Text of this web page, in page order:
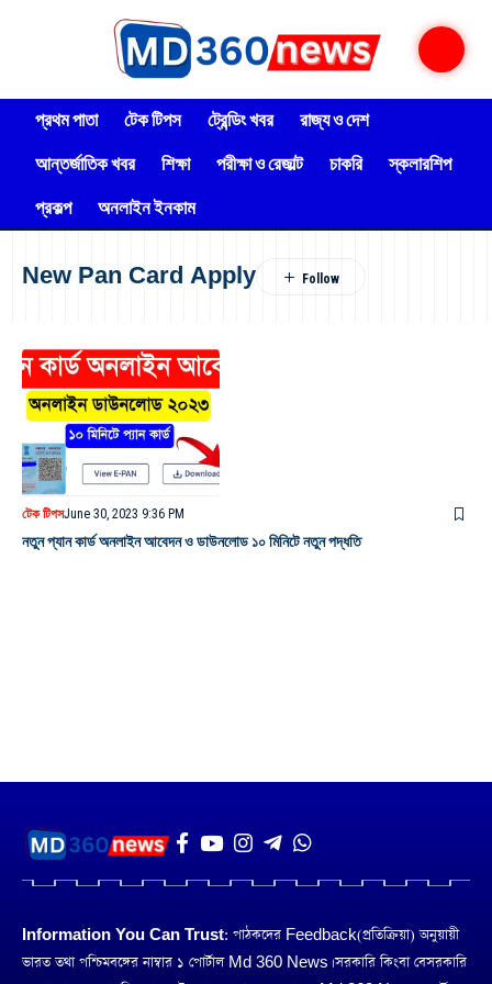
প্রথম পাতা টেক টিপস ট্রেন্ডিং খবর
রাজ্য ও দেশ
আন্তর্জাতিক খবর
শিক্ষা পরীক্ষা ও রেজাল্ট চাকরি
স্কলারশিপ
প্রকল্প
অনলাইন ইনকাম
New Pan Card Apply
টেক টিপসJune 30, 2023 9:36 PM
নতুন প্যান কার্ড অনলাইন আবেদন ও ডাউনলোড ১০ মিনিটে নতুন পদ্ধতি
Information You Can Trust: পাঠকদের Feedback(প্রতিক্রিয়া) অনুয়ায়ী
ভারত তথা পশ্চিমবঙ্গের নাম্বার ১ পোর্টাল Md 360 News। সরকারি কিংবা বেসরকারি